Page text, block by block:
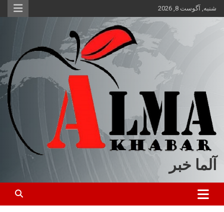
محتوا
شنبه, آگوست 8, 2026
آلما خبر